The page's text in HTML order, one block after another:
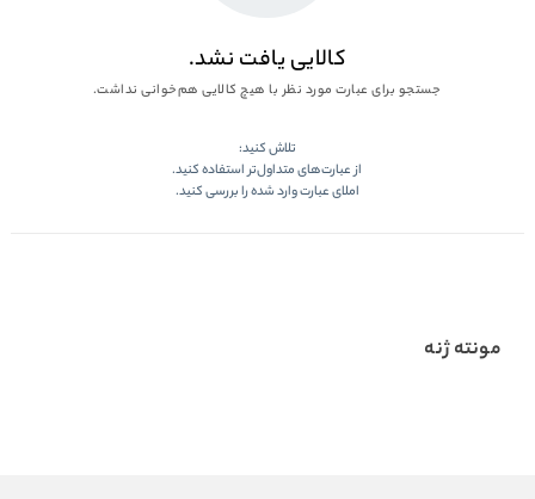
کالایی یافت نشد.
جستجو برای عبارت مورد نظر با هیچ کالایی هم‌خوانی نداشت.
تلاش کنید:
از عبارت‌های متداول‌تر استفاده کنید.
املای عبارت وارد شده را بررسی کنید.
مونته ژنه